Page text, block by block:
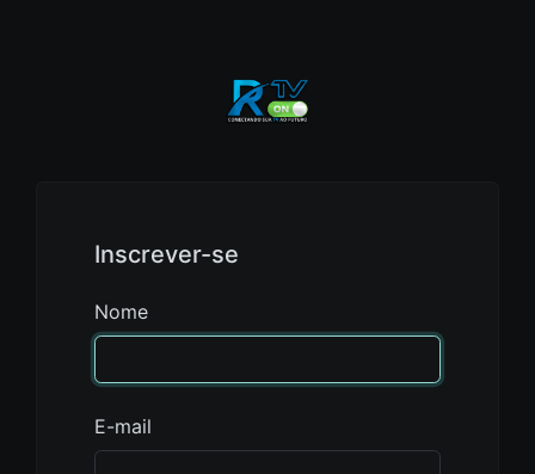
Inscrever-se
Nome
E-mail